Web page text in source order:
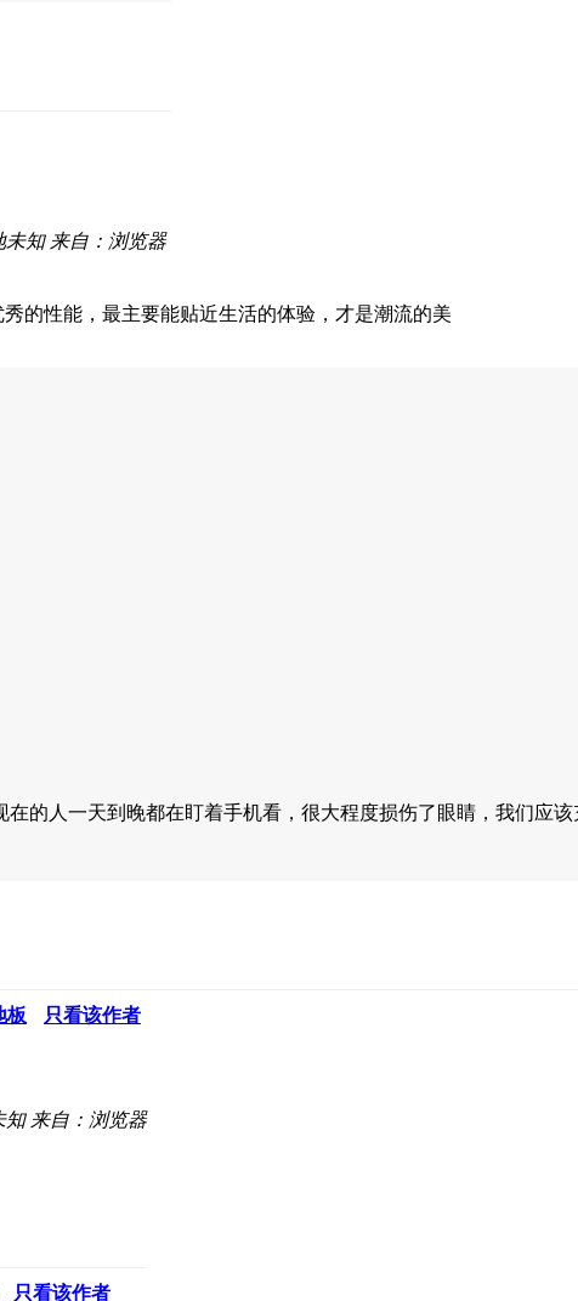
未知 来自：浏览器
的性能，最主要能贴近生活的体验，才是潮流的美
的人一天到晚都在盯着手机看，很大程度损伤了眼睛，我们应
板 只看该作者
知 来自：浏览器
只看该作者